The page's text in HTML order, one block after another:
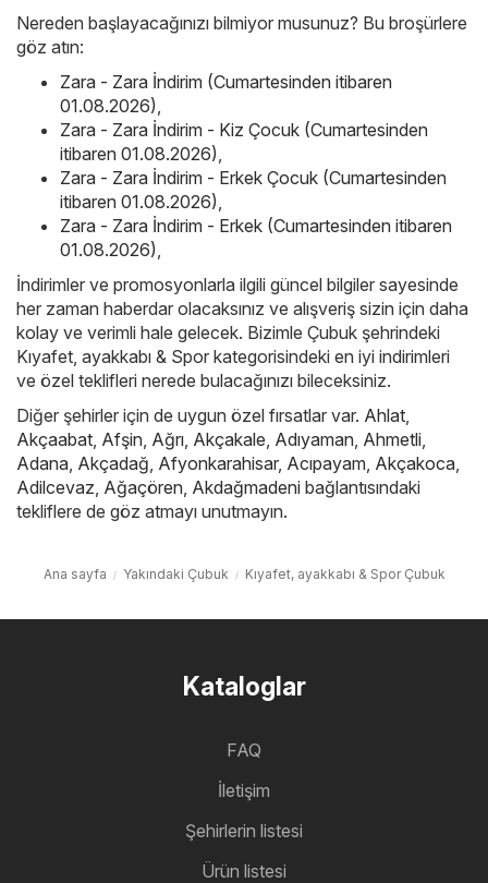
Nereden başlayacağınızı bilmiyor musunuz? Bu broşürlere
göz atın:
Zara - Zara İndirim (Cumartesinden itibaren
01.08.2026)
Zara - Zara İndirim - Kiz Çocuk (Cumartesinden
itibaren 01.08.2026)
Zara - Zara İndirim - Erkek Çocuk (Cumartesinden
itibaren 01.08.2026)
Zara - Zara İndirim - Erkek (Cumartesinden itibaren
01.08.2026)
İndirimler ve promosyonlarla ilgili güncel bilgiler sayesinde
her zaman haberdar olacaksınız ve alışveriş sizin için daha
kolay ve verimli hale gelecek. Bizimle Çubuk şehrindeki
Kıyafet, ayakkabı & Spor kategorisindeki en iyi indirimleri
ve özel teklifleri nerede bulacağınızı bileceksiniz.
Diğer şehirler için de uygun özel fırsatlar var. Ahlat
Akçaabat Afşin Ağrı Akçakale Adıyaman Ahmetli
Adana Akçadağ Afyonkarahisar, Acıpayam Akçakoca
Adilcevaz Ağaçören Akdağmadeni bağlantısındaki
tekliflere de göz atmayı unutmayın.
Ana sayfa Yakındaki Çubuk Kıyafet, ayakkabı & Spor Çubuk
Kataloglar
FAQ
İletişim
Şehirlerin listesi
Ürün listesi